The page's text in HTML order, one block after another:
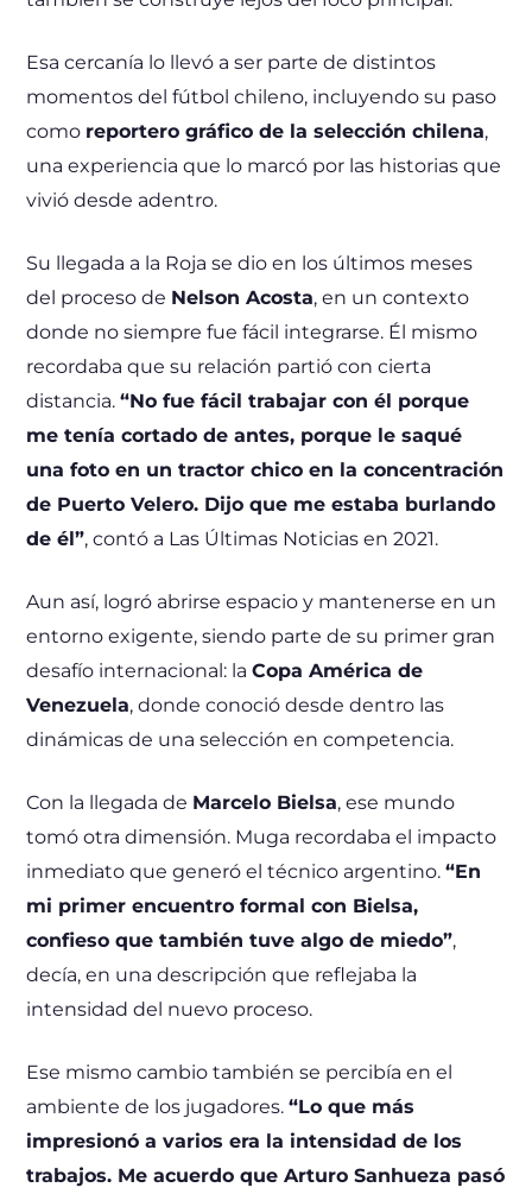
Esa cercanía lo llevó a ser parte de distintos
momentos del fútbol chileno, incluyendo su paso
como reportero gráfico de la selección chilena,
una experiencia que lo marcó por las historias que
vivió desde adentro.
Su llegada a la Roja se dio en los últimos meses
del proceso de Nelson Acosta, en un contexto
donde no siempre fue fácil integrarse. Él mismo
recordaba que su relación partió con cierta
distancia.“No fue fácil trabajar con él porque
me tenía cortado de antes, porque le saqué
una foto en un tractor chico en la concentración
de Puerto Velero. Dijo que me estaba burlando
de él”, contó a Las Últimas Noticias en 2021.
Aun así, logró abrirse espacio y mantenerse en un
entorno exigente, siendo parte de su primer gran
desafío internacional: laCopa América de
Venezuela, donde conoció desde dentro las
dinámicas de una selección en competencia.
Con la llegada de Marcelo Bielsa, ese mundo
tomó otra dimensión. Muga recordaba el impacto
inmediato que generó el técnico argentino.“En
mi primer encuentro formal con Bielsa,
confieso que también tuve algo de miedo”,
decía, en una descripción que reflejaba la
intensidad del nuevo proceso.
Ese mismo cambio también se percibía en el
ambiente de los jugadores.“Lo que más
impresionó a varios era la intensidad de los
trabajos. Me acuerdo que Arturo Sanhueza pasó